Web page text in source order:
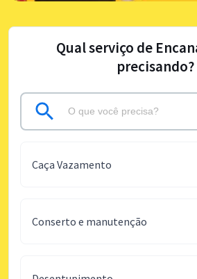
Qual serviço de
precisando?
Caça Vazamento
Conserto e manutenção